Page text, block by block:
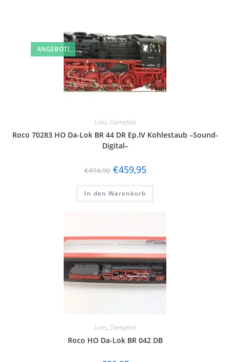
ANGEBOT!
Loks, Dampflok
Roco 70283 HO Da-Lok BR 44 DR Ep.IV Kohlestaub –Sound-
Digital–
€494,90 €459,95
In den Warenkorb
Loks, Dampflok
Roco HO Da-Lok BR 042 DB